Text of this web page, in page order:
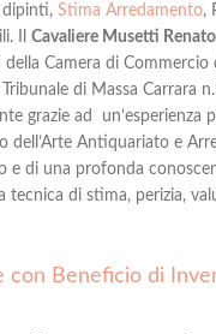
dipinti, Stima Arredamento,
Il Cavaliere Musetti Renato
Camera di Commercio
di Massa Carrara
grazie ad un’esperienza
dell’Arte Antiquariato e
e di una profonda
tecnica di stima, perizia,
con Beneficio di